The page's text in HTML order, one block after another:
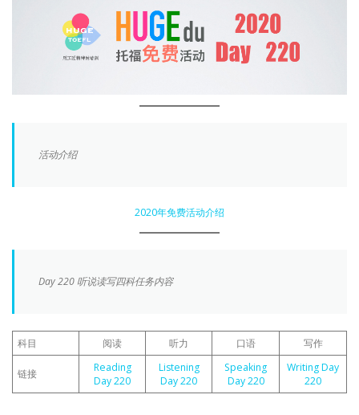
活动介绍
2020年免费活动介绍
Day 220 听说读写四科任务内容
科目 阅读 听力 口语 写作
链接
Reading
Day 220
Listening
Day 220
Speaking
Day 220
Writing Day
220